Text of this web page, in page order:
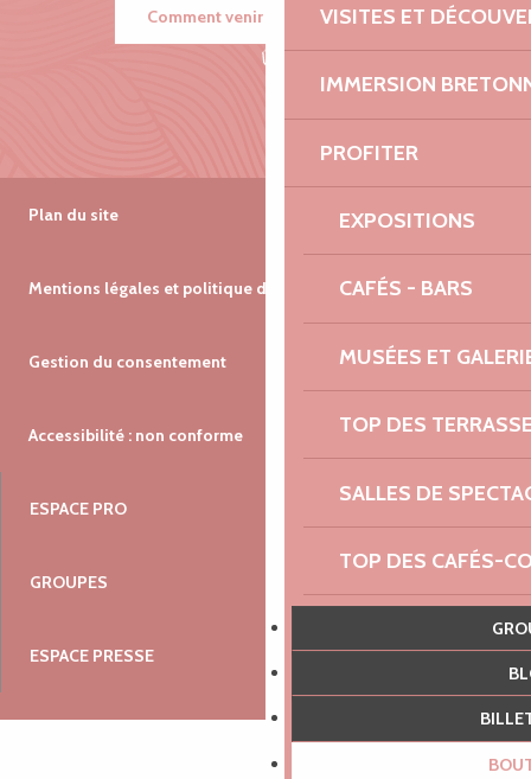
VISITES ET
IMMERSION
PROFITER
EXPOSITIONS
CAFÉS - BARS
MUSÉES ET
TOP DES
SALLES DE
TOP DES CAFÉS-
LES ESPACES
AGENDA NAUTIQUE
RENDEZ-VOUS DU
Comment venir ?
Plan du site
Mentions légales et politique de confidentialité
Gestion du consentement
Accessibilité : non conforme
ESPACE PRO
GROUPES
ESPACE PRESSE